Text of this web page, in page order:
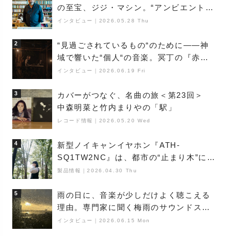
の至宝、ジジ・マシン。“アンビエントの
巨匠”が明かす創作の原点と、「動き」に
インタビュー 2026.05.28 Thu
2
“見過ごされているもの“のために――神
域で響いた“個人“の音楽。冥丁の『赤城
夜神楽』をレポート
インタビュー 2026.06.19 Fri
3
カバーがつなぐ、名曲の旅＜第23回＞
中森明菜と竹内まりやの「駅」
レコード情報 2026.05.20 Wed
4
新型ノイキャンイヤホン『ATH-
SQ1TW2NC』は、都市の“止まり木”にな
り得るーシンガーソングライター浮
製品情報 ｜2026.04.30 Thu
5
雨の日に、音楽が少しだけよく聴こえる
理由。専門家に聞く梅雨のサウンドス
ケープ
インタビュー 2026.06.15 Mon